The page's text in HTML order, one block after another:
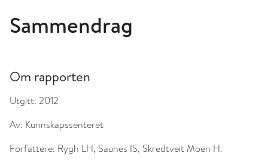
Sammendrag
Om rapporten
Utgitt: 2012
Av: Kunnskapssenteret
Forfattere: Rygh LH, Saunes IS, Skredtveit Moen H.